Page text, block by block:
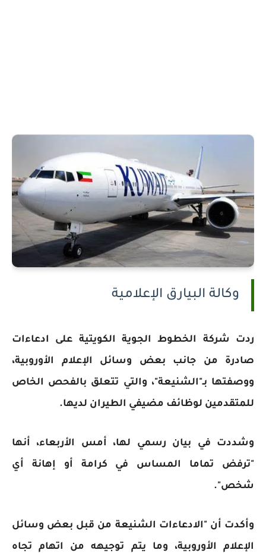
وكالة البيارق الإعلامية
ردت شركة الخطوط الجوية الكويتية على ادعاءات
صادرة من جانب بعض وسائل الإعلام الأوروبية،
‏ووصفتها بـ"الشنيعة"، والتي تتعلق بالفحص الخاص
للمتقدمين لوظائف مضيفي الطيران لديها.‏
وشددت في بيان رسمي لها، أمس الأربعاء، أنها
"ترفض تماما المساس في كرامة أو إهانة أي
شخص".
وأكدت أن "الادعاءات الشنيعة من قبل بعض وسائل
الإعلام الأوروبية، وما يتم توجيهه من اتهام تجاه